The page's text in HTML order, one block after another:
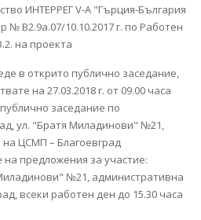
ИНТЕРРЕГ V-A "Гърция-България
№ B2.9а.07/10.10.2017 г. по Работен
на проекта
в открито публично заседание,
на 27.03.2018 г. от 09.00 часа
заседание по
ул. "Братя Миладинови" №21,
ЦСМП – Благоевград
предложения за участие:
№21, административна
всеки работен ден до 15.30 часа